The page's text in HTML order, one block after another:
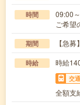
時間
09:00
ご希望
期間 【急
時給 時給
交
全額支